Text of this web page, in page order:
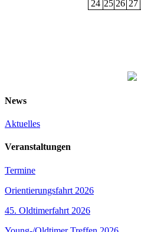
24 25 26 27
News
Aktuelles
Veranstaltungen
Termine
Orientierungsfahrt 2026
45. Oldtimerfahrt 2026